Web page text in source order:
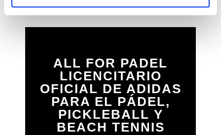
ALL FOR PADEL
LICENCITARIO
OFICIAL DE ADIDAS
PARA EL PÁDEL,
PICKLEBALL Y
BEACH TENNIS